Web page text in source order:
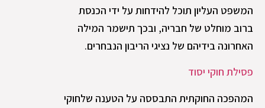
המשפט העליון תוכל להידחות על ידי הכנסת
ברוב מוחלט של חבריה, ובכך תישמר המילה
האחרונה בידיהם של נציגי הריבון הנבחרים.
פסילת חוקי יסוד
המהפכה החוקתית התבססה על הטענה שלחוקי